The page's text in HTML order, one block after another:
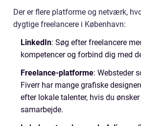
Der er flere platforme og netværk,
dygtige freelancere i København:
LinkedIn: Søg efter freelancere
kompetencer og forbind dig med
Freelance-platforme: Websteder
Fiverr har mange grafiske
efter lokale talenter, hvis du
samarbejde.